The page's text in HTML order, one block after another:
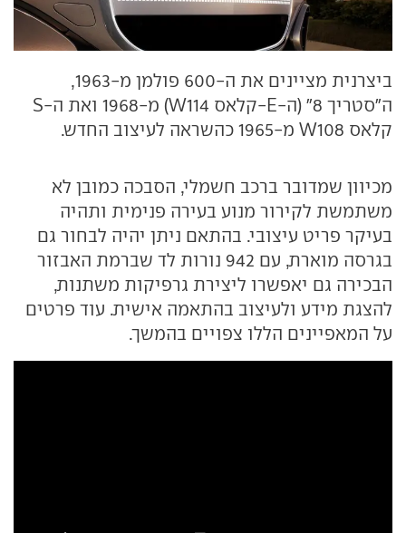
ביצרנית מציינים את ה-600 פולמן מ-1963,
ה"סטריך 8" (ה-E-קלאס W114) מ-1968 ואת ה-S
קלאס W108 מ-1965 כהשראה לעיצוב החדש.
מכיוון שמדובר ברכב חשמלי, הסבכה כמובן לא
משתמשת לקירור מנוע בעירה פנימית ותהיה
בעיקר פריט עיצובי. בהתאם ניתן יהיה לבחור גם
בגרסה מוארת, עם 942 נורות לד שברמת האבזור
הבכירה גם יאפשרו ליצירת גרפיקות משתנות,
להצגת מידע ולעיצוב בהתאמה אישית. עוד פרטים
על המאפיינים הללו צפויים בהמשך.